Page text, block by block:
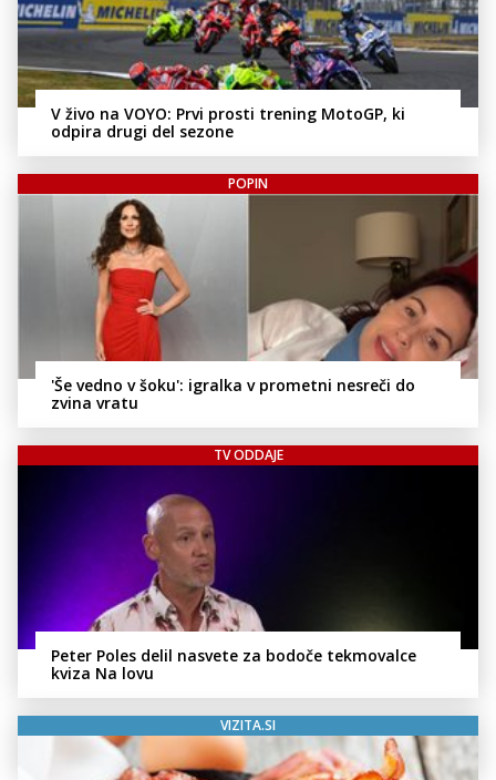
V živo na VOYO: Prvi prosti trening MotoGP, ki
odpira drugi del sezone
POPIN
'Še vedno v šoku': igralka v prometni nesreči do
zvina vratu
TV ODDAJE
Peter Poles delil nasvete za bodoče tekmovalce
kviza Na lovu
VIZITA.SI